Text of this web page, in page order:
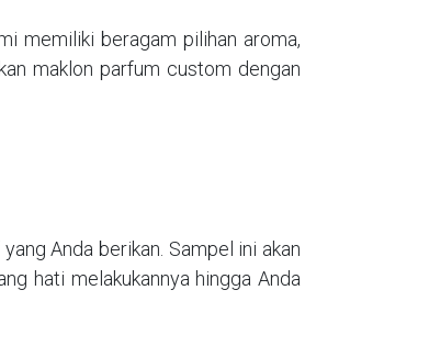
memiliki beragam pilihan aroma,
maklon parfum custom dengan
Anda berikan. Sampel ini akan
hati melakukannya hingga Anda